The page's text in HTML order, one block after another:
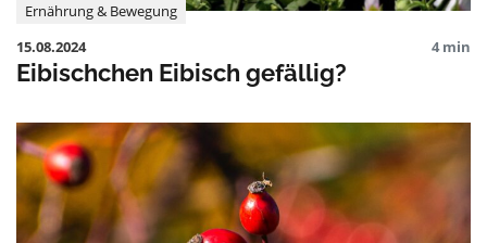
Ernährung & Bewegung
15.08.2024
4 min
Eibischchen Eibisch gefällig?